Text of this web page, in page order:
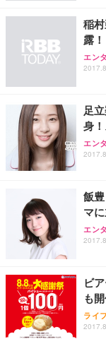
稲
露！
エン
足
身
エン
飯
マ
エン
ビ
も
ライフ